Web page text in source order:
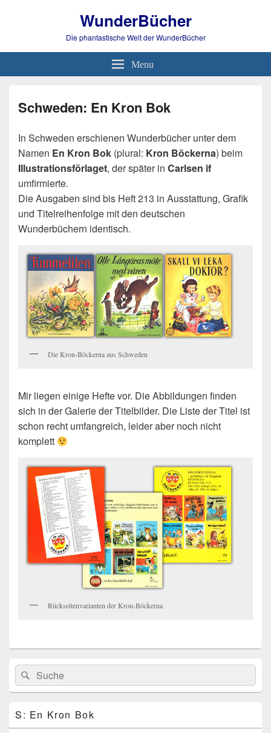
WunderBücher
Die phantastische Welt der WunderBücher
Menu
Schweden: En Kron Bok
In Schweden erschienen Wunderbücher unter dem
Namen En Kron Bok (plural: Kron Böckerna) beim
Illustrationsförlaget, der später in Carlsen if
umfirmierte.
Die Ausgaben sind bis Heft 213 in Ausstattung, Grafik
und Titelreihenfolge mit den deutschen
Wunderbüchern identisch.
Die Kron-Böckerna aus Schweden
Mir liegen einige Hefte vor. Die Abbildungen finden
sich in der Galerie der Titelbilder. Die Liste der Titel ist
schon recht umfangreich, leider aber noch nicht
komplett
Rückseitenvarianten der Kron-Böckerna
Primärer
Seitenleisten
Widget-
Bereich
Search
for:
Suche
S: En Kron Bok